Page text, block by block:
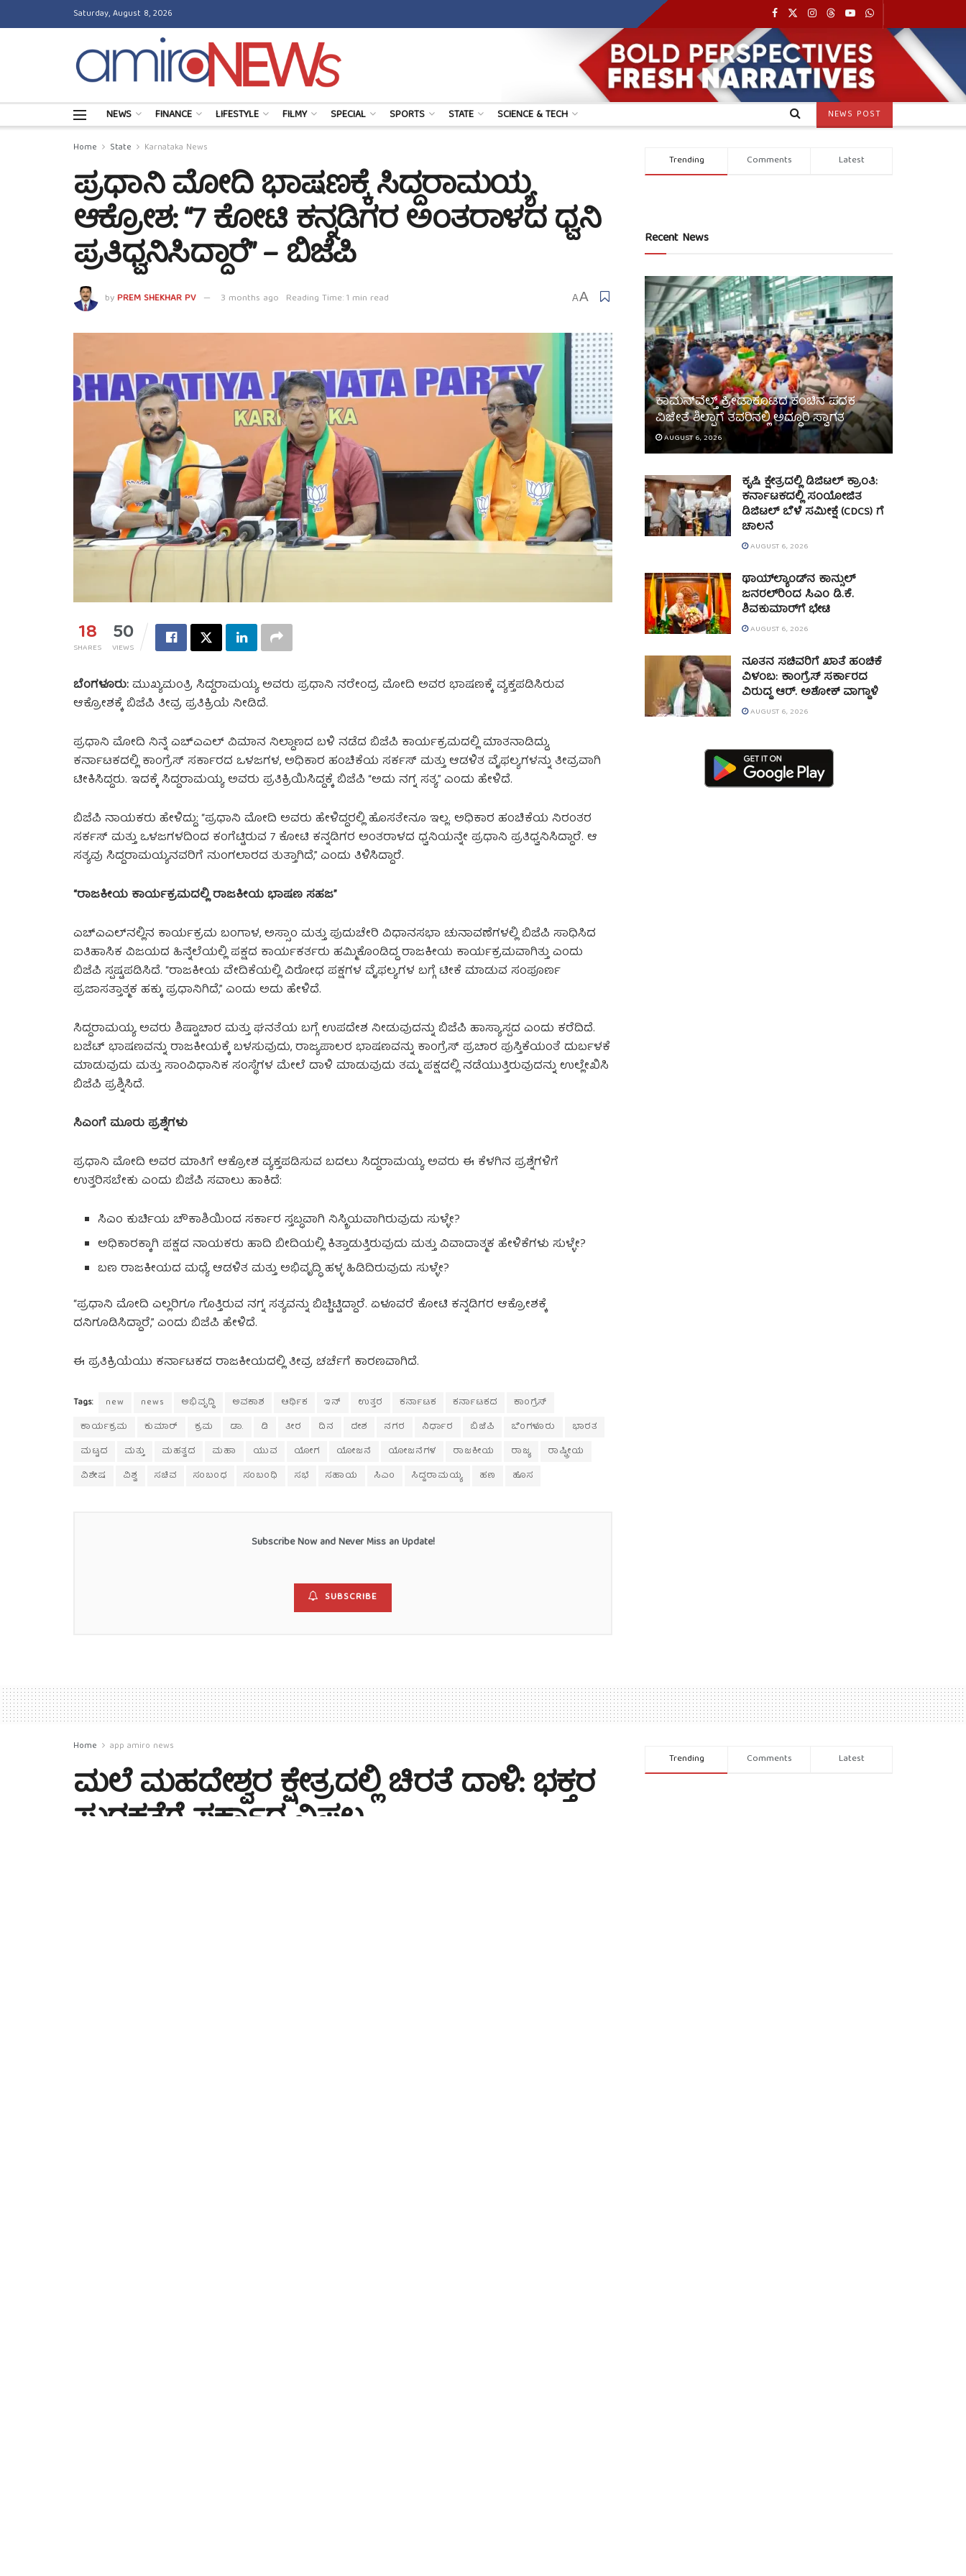
Saturday, August 8, 2026
NEWS FINANCE LIFESTYLE FILMY SPECIAL SPORTS STATE SCIENCE & TECH NEWS POST
Home State Karnataka News
ಪ್ರಧಾನಿ ಮೋದಿ ಭಾಷಣಕ್ಕೆ ಸಿದ್ದರಾಮಯ್ಯ
ಆಕ್ರೋಶ: “7 ಕೋಟಿ ಕನ್ನಡಿಗರ ಅಂತರಾಳದ ಧ್ವನಿ
ಪ್ರತಿಧ್ವನಿಸಿದ್ದಾರೆ” – ಬಿಜೆಪಿ
byPREM SHEKHAR PV 3 months ago Reading Time: 1 min read AA
18
SHARES 50
VIEWS
ಬೆಂಗಳೂರು:ಮುಖ್ಯಮಂತ್ರಿ ಸಿದ್ದರಾಮಯ್ಯ ಅವರು ಪ್ರಧಾನಿ ನರೇಂದ್ರ ಮೋದಿ ಅವರ ಭಾಷಣಕ್ಕೆ ವ್ಯಕ್ತಪಡಿಸಿರುವ
ಆಕ್ರೋಶಕ್ಕೆ ಬಿಜೆಪಿ ತೀವ್ರ ಪ್ರತಿಕ್ರಿಯೆ ನೀಡಿದೆ.
ಪ್ರಧಾನಿ ಮೋದಿ ನಿನ್ನೆ ಎಚ್‌ಎಎಲ್ ವಿಮಾನ ನಿಲ್ದಾಣದ ಬಳಿ ನಡೆದ ಬಿಜೆಪಿ ಕಾರ್ಯಕ್ರಮದಲ್ಲಿ ಮಾತನಾಡಿದ್ದು,
ಕರ್ನಾಟಕದಲ್ಲಿ ಕಾಂಗ್ರೆಸ್ ಸರ್ಕಾರದ ಒಳಜಗಳ, ಅಧಿಕಾರ ಹಂಚಿಕೆಯ ಸರ್ಕಸ್‌ ಮತ್ತು ಆಡಳಿತ ವೈಫಲ್ಯಗಳನ್ನು ತೀವ್ರವಾಗಿ
ಟೀಕಿಸಿದ್ದರು. ಇದಕ್ಕೆ ಸಿದ್ದರಾಮಯ್ಯ ಅವರು ಪ್ರತಿಕ್ರಿಯಿಸಿದ್ದಕ್ಕೆ ಬಿಜೆಪಿ “ಅದು ನಗ್ನ ಸತ್ಯ” ಎಂದು ಹೇಳಿದೆ.
ಬಿಜೆಪಿ ನಾಯಕರು ಹೇಳಿದ್ದು: “ಪ್ರಧಾನಿ ಮೋದಿ ಅವರು ಹೇಳಿದ್ದರಲ್ಲಿ ಹೊಸತೇನೂ ಇಲ್ಲ. ಅಧಿಕಾರ ಹಂಚಿಕೆಯ ನಿರಂತರ
ಸರ್ಕಸ್‌ ಮತ್ತು ಒಳಜಗಳದಿಂದ ಕಂಗೆಟ್ಟಿರುವ 7 ಕೋಟಿ ಕನ್ನಡಿಗರ ಅಂತರಾಳದ ಧ್ವನಿಯನ್ನೇ ಪ್ರಧಾನಿ ಪ್ರತಿಧ್ವನಿಸಿದ್ದಾರೆ. ಆ
ಸತ್ಯವು ಸಿದ್ದರಾಮಯ್ಯನವರಿಗೆ ನುಂಗಲಾರದ ತುತ್ತಾಗಿದೆ,” ಎಂದು ತಿಳಿಸಿದ್ದಾರೆ.
“ರಾಜಕೀಯ ಕಾರ್ಯಕ್ರಮದಲ್ಲಿ ರಾಜಕೀಯ ಭಾಷಣ ಸಹಜ”
ಎಚ್‌ಎಎಲ್‌ನಲ್ಲಿನ ಕಾರ್ಯಕ್ರಮ ಬಂಗಾಳ, ಅಸ್ಸಾಂ ಮತ್ತು ಪುದುಚೇರಿ ವಿಧಾನಸಭಾ ಚುನಾವಣೆಗಳಲ್ಲಿ ಬಿಜೆಪಿ ಸಾಧಿಸಿದ
ಐತಿಹಾಸಿಕ ವಿಜಯದ ಹಿನ್ನೆಲೆಯಲ್ಲಿ ಪಕ್ಷದ ಕಾರ್ಯಕರ್ತರು ಹಮ್ಮಿಕೊಂಡಿದ್ದ ರಾಜಕೀಯ ಕಾರ್ಯಕ್ರಮವಾಗಿತ್ತು ಎಂದು
ಬಿಜೆಪಿ ಸ್ಪಷ್ಟಪಡಿಸಿದೆ. “ರಾಜಕೀಯ ವೇದಿಕೆಯಲ್ಲಿ ವಿರೋಧ ಪಕ್ಷಗಳ ವೈಫಲ್ಯಗಳ ಬಗ್ಗೆ ಟೀಕೆ ಮಾಡುವ ಸಂಪೂರ್ಣ
ಪ್ರಜಾಸತ್ತಾತ್ಮಕ ಹಕ್ಕು ಪ್ರಧಾನಿಗಿದೆ,” ಎಂದು ಅದು ಹೇಳಿದೆ.
ಸಿದ್ದರಾಮಯ್ಯ ಅವರು ಶಿಷ್ಟಾಚಾರ ಮತ್ತು ಘನತೆಯ ಬಗ್ಗೆ ಉಪದೇಶ ನೀಡುವುದನ್ನು ಬಿಜೆಪಿ ಹಾಸ್ಯಾಸ್ಪದ ಎಂದು ಕರೆದಿದೆ.
ಬಜೆಟ್ ಭಾಷಣವನ್ನು ರಾಜಕೀಯಕ್ಕೆ ಬಳಸುವುದು, ರಾಜ್ಯಪಾಲರ ಭಾಷಣವನ್ನು ಕಾಂಗ್ರೆಸ್ ಪ್ರಚಾರ ಪುಸ್ತಿಕೆಯಂತೆ ದುರ್ಬಳಕೆ
ಮಾಡುವುದು ಮತ್ತು ಸಾಂವಿಧಾನಿಕ ಸಂಸ್ಥೆಗಳ ಮೇಲೆ ದಾಳಿ ಮಾಡುವುದು ತಮ್ಮ ಪಕ್ಷದಲ್ಲಿ ನಡೆಯುತ್ತಿರುವುದನ್ನು ಉಲ್ಲೇಖಿಸಿ
ಬಿಜೆಪಿ ಪ್ರಶ್ನಿಸಿದೆ.
ಸಿಎಂಗೆ ಮೂರು ಪ್ರಶ್ನೆಗಳು
ಪ್ರಧಾನಿ ಮೋದಿ ಅವರ ಮಾತಿಗೆ ಆಕ್ರೋಶ ವ್ಯಕ್ತಪಡಿಸುವ ಬದಲು ಸಿದ್ದರಾಮಯ್ಯ ಅವರು ಈ ಕೆಳಗಿನ ಪ್ರಶ್ನೆಗಳಿಗೆ
ಉತ್ತರಿಸಬೇಕು ಎಂದು ಬಿಜೆಪಿ ಸವಾಲು ಹಾಕಿದೆ:
ಸಿಎಂ ಕುರ್ಚಿಯ ಚೌಕಾಶಿಯಿಂದ ಸರ್ಕಾರ ಸ್ತಬ್ಧವಾಗಿ ನಿಸ್ಕ್ರಿಯವಾಗಿರುವುದು ಸುಳ್ಳೇ?
ಅಧಿಕಾರಕ್ಕಾಗಿ ಪಕ್ಷದ ನಾಯಕರು ಹಾದಿ ಬೀದಿಯಲ್ಲಿ ಕಿತ್ತಾಡುತ್ತಿರುವುದು ಮತ್ತು ವಿವಾದಾತ್ಮಕ ಹೇಳಿಕೆಗಳು ಸುಳ್ಳೇ?
ಬಣ ರಾಜಕೀಯದ ಮಧ್ಯೆ ಆಡಳಿತ ಮತ್ತು ಅಭಿವೃದ್ಧಿ ಹಳ್ಳ ಹಿಡಿದಿರುವುದು ಸುಳ್ಳೇ?
“ಪ್ರಧಾನಿ ಮೋದಿ ಎಲ್ಲರಿಗೂ ಗೊತ್ತಿರುವ ನಗ್ನ ಸತ್ಯವನ್ನು ಬಿಚ್ಚಿಟ್ಟಿದ್ದಾರೆ. ಏಳೂವರೆ ಕೋಟಿ ಕನ್ನಡಿಗರ ಆಕ್ರೋಶಕ್ಕೆ
ದನಿಗೂಡಿಸಿದ್ದಾರೆ,” ಎಂದು ಬಿಜೆಪಿ ಹೇಳಿದೆ.
ಈ ಪ್ರತಿಕ್ರಿಯೆಯು ಕರ್ನಾಟಕದ ರಾಜಕೀಯದಲ್ಲಿ ತೀವ್ರ ಚರ್ಚೆಗೆ ಕಾರಣವಾಗಿದೆ.
Tags: new news ಅಭಿವೃದ್ಧಿ ಅವಕಾಶ ಆರ್ಥಿಕ ಇನ್ ಉತ್ತರ ಕರ್ನಾಟಕ ಕರ್ನಾಟಕದ
ಕಾಂಗ್ರೆಸ್
ಕಾರ್ಯಕ್ರಮ
ಕುಮಾರ್ ಕ್ರಮ ಡಾ. ಡಿ ತೀರ ದಿನ ದೇಶ ನಗರ ನಿರ್ಧಾರ ಬಿಜೆಪಿ ಬೆಂಗಳೂರು
ಭಾರತ
ಮಟ್ಟದ
ಮತ್ತು ಮಹತ್ವದ ಮಹಾ ಯುವ ಯೋಗ ಯೋಜನೆ ಯೋಜನೆಗಳ ರಾಜಕೀಯ ರಾಜ್ಯ
ರಾಷ್ಟ್ರೀಯ
ವಿಶೇಷ
ವಿಶ್ವ ಸಚಿವ ಸಂಬಂಧ ಸಂಬಂಧಿ ಸಭೆ ಸಹಾಯ ಸಿಎಂ ಸಿದ್ದರಾಮಯ್ಯ ಹಣ ಹೊಸ
Subscribe Now and Never Miss an Update!
SUBSCRIBE
Trending Comments Latest
Recent News
ಕಾಮನ್‌ವೆಲ್ತ್ ಕ್ರೀಡಾಕೂಟದ ಕಂಚಿನ ಪದಕ
ವಿಜೇತೆ ಶಿಲ್ಪಾಗೆ ತವರಿನಲ್ಲಿ ಅದ್ಧೂರಿ ಸ್ವಾಗತ
AUGUST 6, 2026
ಕೃಷಿ ಕ್ಷೇತ್ರದಲ್ಲಿ ಡಿಜಿಟಲ್ ಕ್ರಾಂತಿ:
ಕರ್ನಾಟಕದಲ್ಲಿ ಸಂಯೋಜಿತ
ಡಿಜಿಟಲ್ ಬೆಳೆ ಸಮೀಕ್ಷೆ (CDCS) ಗೆ
ಚಾಲನೆ
AUGUST 6, 2026
ಥಾಯ್‌ಲ್ಯಾಂಡ್‌ನ ಕಾನ್ಸುಲ್
ಜನರಲ್‌ರಿಂದ ಸಿಎಂ ಡಿ.ಕೆ.
ಶಿವಕುಮಾರ್‌ಗೆ ಭೇಟಿ
AUGUST 6, 2026
ನೂತನ ಸಚಿವರಿಗೆ ಖಾತೆ ಹಂಚಿಕೆ
ವಿಳಂಬ: ಕಾಂಗ್ರೆಸ್ ಸರ್ಕಾರದ
ವಿರುದ್ಧ ಆರ್. ಅಶೋಕ್ ವಾಗ್ದಾಳಿ
AUGUST 6, 2026
Home app amiro news
ಮಲೆ ಮಹದೇಶ್ವರ ಕ್ಷೇತ್ರದಲ್ಲಿ ಚಿರತೆ ದಾಳಿ: ಭಕ್ತರ
ಸುರಕ್ಷತೆಗೆ ಸರ್ಕಾರ ವಿಫಲ
Trending Comments Latest